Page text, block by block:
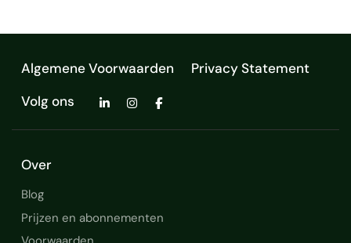
Algemene Voorwaarden
Privacy Statement
Volg ons
Over
Blog
Prijzen en abonnementen